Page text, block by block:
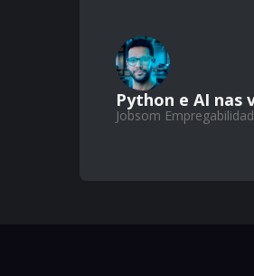
Python e AI nas
Jobsom